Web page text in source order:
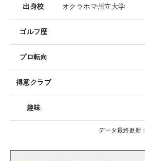
出身校 オクラホマ州立大学
ゴルフ歴
プロ転向
得意クラブ
趣味
データ最終更新：